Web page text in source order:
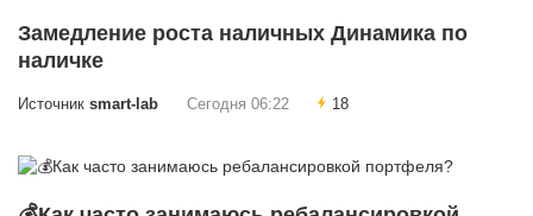
Замедление роста наличных Динамика по
наличке
Источник smart-lab Сегодня 06:22 18